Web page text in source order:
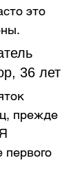
это
36 лет
прежде
первого